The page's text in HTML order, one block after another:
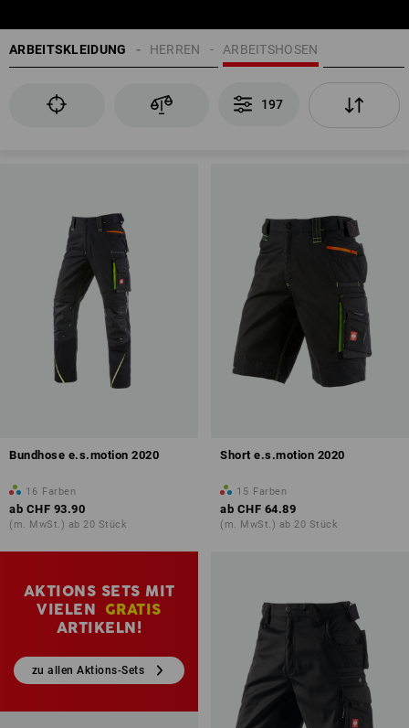
ARBEITSKLEIDUNG ARBEITSHOSEN
HERREN
197
Bundhose e.s.motion 2020
16 Farben
ab CHF 93.90
(m. MwSt.) ab 20 Stück
Short e.s.motion 2020
15 Farben
ab CHF 64.89
(m. MwSt.) ab 20 Stück
AKTIONS SETS MIT
VIELEN GRATIS
ARTIKELN!
zu allen Aktions-Sets